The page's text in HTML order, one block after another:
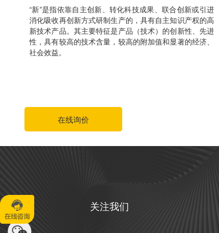
“新”是指依靠自主创新、转化科技成果、联合创新或引进
消化吸收再创新方式研制生产的，具有自主知识产权的高
新技术产品。其主要特征是产品（技术）的创新性、先进
性，具有较高的技术含量，较高的附加值和显著的经济、
社会效益。
在线询价
关注我们